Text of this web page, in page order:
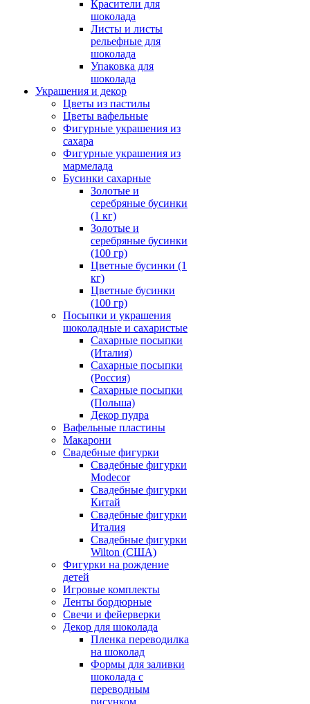
Красители для
шоколада
Листы и листы
рельефные для
шоколада
Упаковка для
шоколада
Украшения и декор
Цветы из пастилы
Цветы вафельные
Фигурные украшения из
сахара
Фигурные украшения из
мармелада
Бусинки сахарные
Золотые и
серебряные бусинки
(1 кг)
Золотые и
серебряные бусинки
(100 гр)
Цветные бусинки (1
кг)
Цветные бусинки
(100 гр)
Посыпки и украшения
шоколадные и сахаристые
Сахарные посыпки
(Италия)
Сахарные посыпки
(Россия)
Сахарные посыпки
(Польша)
Декор пудра
Вафельные пластины
Макарони
Свадебные фигурки
Свадебные фигурки
Modecor
Свадебные фигурки
Китай
Свадебные фигурки
Италия
Свадебные фигурки
Wilton (США)
Фигурки на рождение
детей
Игровые комплекты
Ленты бордюрные
Свечи и фейерверки
Декор для шоколада
Пленка переводилка
на шоколад
Формы для заливки
шоколада с
переводным
рисунком